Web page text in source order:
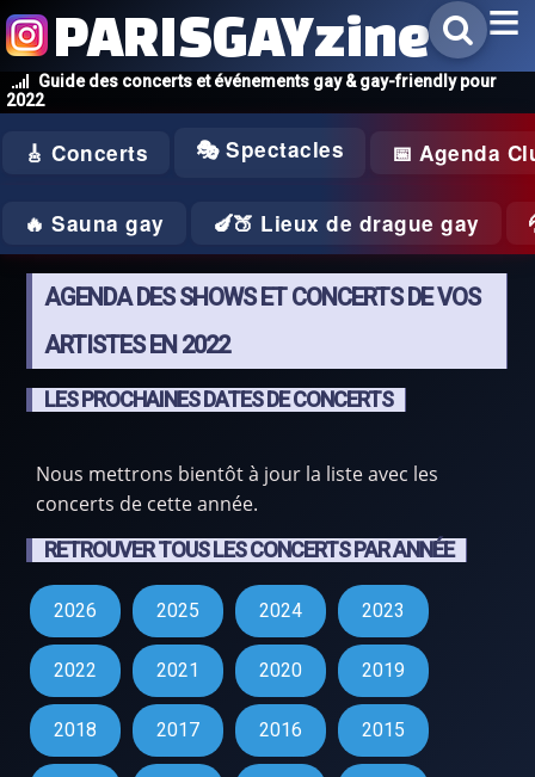
Guide des concerts et événements gay & gay-friendly pour
2022
PARISGAYzine
🎸 Concerts 🎭 Spectacles 📅 Agenda
🔥 Sauna gay 🍆🍑 Lieux de drague gay
AGENDA DES SHOWS ET CONCERTS DE VOS
ARTISTES EN 2022
LES PROCHAINES DATES DE CONCERTS
Nous mettrons bientôt à jour la liste avec les
concerts de cette année.
RETROUVER TOUS LES CONCERTS PAR ANNÉE
2026 2025 2024 2023
2022 2021 2020 2019
2018 2017 2016 2015